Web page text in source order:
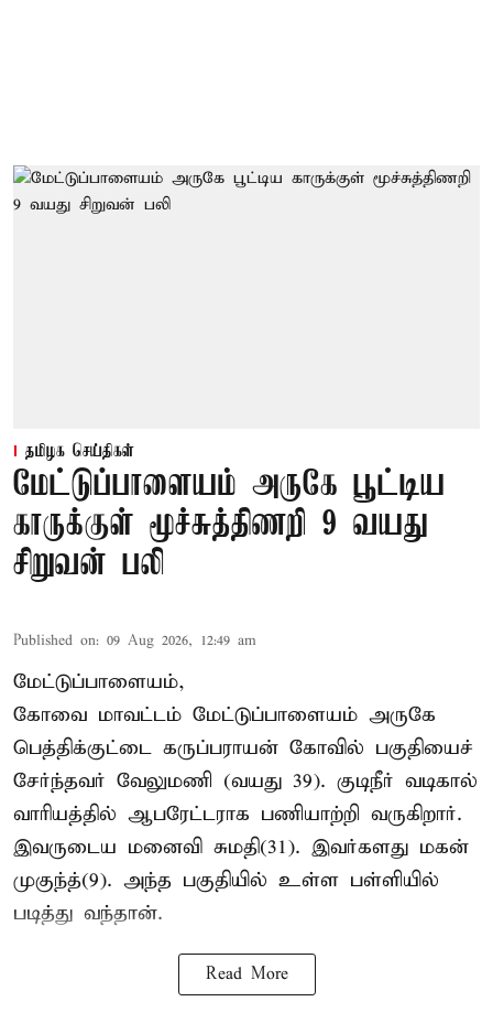
தமிழக செய்திகள்
மேட்டுப்பாளையம் அருகே பூட்டிய
காருக்குள் மூச்சுத்திணறி 9 வயது
சிறுவன் பலி
Published on: 09 Aug 2026, 12:49 am
மேட்டுப்பாளையம்,
கோவை மாவட்டம் மேட்டுப்பாளையம் அருகே
பெத்திக்குட்டை கருப்பராயன் கோவில் பகுதியைச்
சேர்ந்தவர் வேலுமணி (வயது 39). குடிநீர் வடிகால்
வாரியத்தில் ஆபரேட்டராக பணியாற்றி வருகிறார்.
இவருடைய மனைவி சுமதி(31). இவர்களது மகன்
முகுந்த்(9). அந்த பகுதியில் உள்ள பள்ளியில்
படித்து வந்தான்.
Read More